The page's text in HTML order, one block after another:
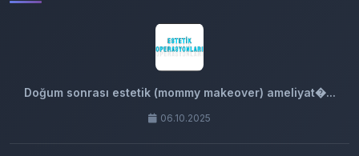
Doğum sonrası estetik (mommy makeover) ameliyat�...
06.10.2025